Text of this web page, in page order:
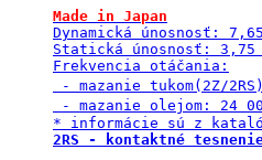
Made in Japan
Dynamická únosnosť:
Statická únosnosť: 3,75
Frekvencia otáčania:
- mazanie tukom(2Z/
- mazanie olejom: 24
2RS - kontaktné